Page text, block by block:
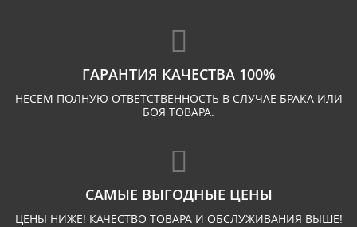
ГАРАНТИЯ КАЧЕСТВА 100%
НЕСЕМ ПОЛНУЮ ОТВЕТСТВЕННОСТЬ В СЛУЧАЕ БРАКА ИЛИ
БОЯ ТОВАРА.
САМЫЕ ВЫГОДНЫЕ ЦЕНЫ
ЦЕНЫ НИЖЕ! КАЧЕСТВО ТОВАРА И ОБСЛУЖИВАНИЯ ВЫШЕ!